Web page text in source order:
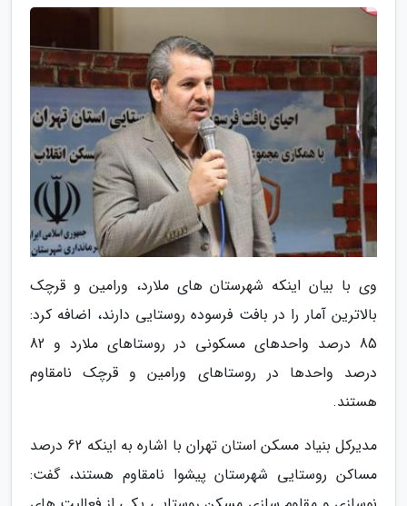
وی با بیان اینکه شهرستان های ملارد، ورامین و قرچک
بالاترین آمار را در بافت فرسوده روستایی دارند، اضافه کرد:
85 درصد واحدهای مسکونی در روستاهای ملارد و 82
درصد واحدها در روستاهای ورامین و قرچک نامقاوم
هستند.
مدیرکل بنیاد مسکن استان تهران با اشاره به اینکه 62 درصد
مساکن روستایی شهرستان پیشوا نامقاوم هستند، گفت: